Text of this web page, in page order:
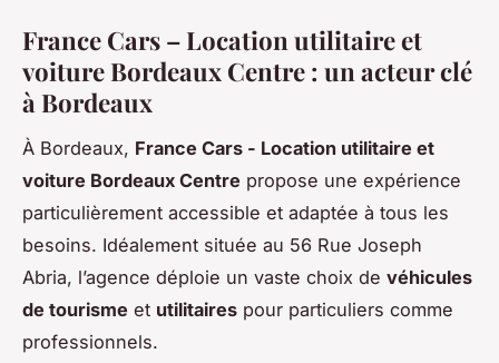
France Cars – Location utilitaire et
voiture Bordeaux Centre : un acteur clé
à Bordeaux
À Bordeaux, France Cars - Location utilitaire et
voiture Bordeaux Centre propose une expérience
particulièrement accessible et adaptée à tous les
besoins. Idéalement située au 56 Rue Joseph
Abria, l’agence déploie un vaste choix de véhicules
de tourisme et utilitaires pour particuliers comme
professionnels.